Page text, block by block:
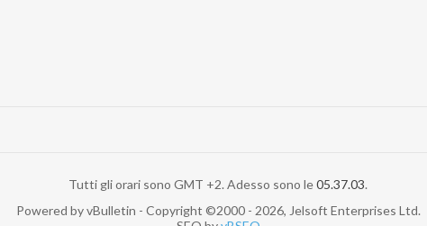
Tutti gli orari sono GMT +2. Adesso sono le05.37.03.
Powered by vBulletin - Copyright ©2000 - 2026, Jelsoft Enterprises Ltd.